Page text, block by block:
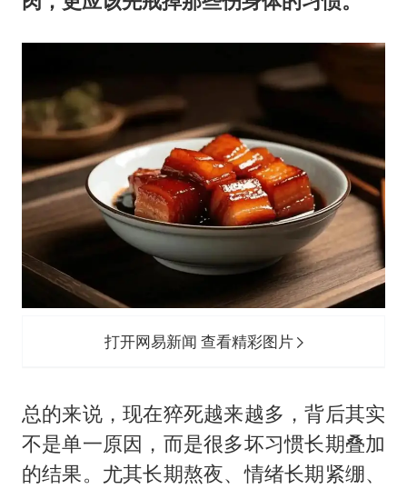
打开网易新闻 查看精彩图片
总的来说，现在猝死越来越多，背后其实
不是单一原因，而是很多坏习惯长期叠加
的结果。尤其长期熬夜、情绪长期紧绷、